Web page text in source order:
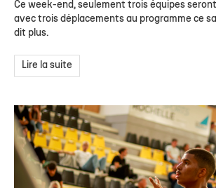
Ce week-end, seulement trois équipes
avec trois déplacements au programme ce
dit plus.
Lire la suite